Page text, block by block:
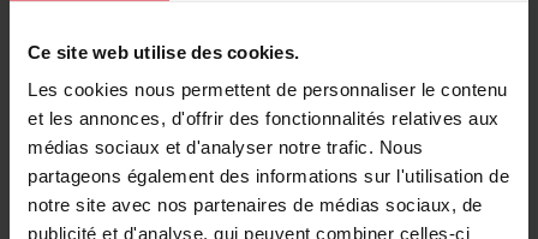
Ce site web utilise des cookies.
Les cookies nous permettent de personnaliser le contenu
et les annonces, d'offrir des fonctionnalités relatives aux
médias sociaux et d'analyser notre trafic. Nous
partageons également des informations sur l'utilisation de
notre site avec nos partenaires de médias sociaux, de
publicité et d'analyse, qui peuvent combiner celles-ci